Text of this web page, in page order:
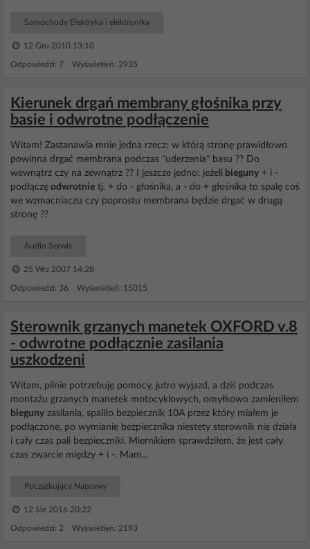
Samochody Elektryka i elektronika
12 Gru 2010 13:10
Odpowiedzi: 7 Wyświetleń: 2935
Kierunek drgań membrany głośnika przy
basie i odwrotne podłączenie
Witam! Zastanawia mnie jedna rzecz: w którą stronę prawidłowo
powinna drgać membrana podczas "uderzenia" basu ?? Do
wewnątrz czy na zewnątrz ?? I jeszcze jedno: jeżeli bieguny + i -
podłączę odwrotnie tj. + do - głośnika, a - do + głośnika to spalę coś
we wzmacniaczu czy poprostu membrana będzie drgać w drugą
stronę ??
Audio Serwis
25 Wrz 2007 14:28
Odpowiedzi: 36 Wyświetleń: 15015
Sterownik grzanych manetek OXFORD v.8
- odwrotne podłącznie zasilania
uszkodzeni
Witam, pilnie potrzebuję pomocy, jutro wyjazd, a dziś podczas
montażu grzanych manetek motocyklowych, omyłkowo zamieniłem
bieguny zasilania, spaliło bezpiecznik 10A przez który miałem je
podłączone, po wymianie bezpiecznika niestety sterownik nie działa
i cały czas pali bezpieczniki. Miernikiem sprawdziłem, że jest cały
czas zwarcie między + i -. Mam...
Początkujący Naprawy
12 Sie 2016 20:22
Odpowiedzi: 2 Wyświetleń: 2193